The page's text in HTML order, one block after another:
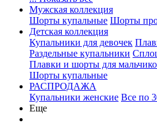
Мужская коллекция
Шорты купальные Шорты
Детская коллекция
Купальники для девочек
Раздельные купальники
Плавки и шорты для
Шорты купальные
РАСПРОДАЖА
Купальники женские Все по
Еще